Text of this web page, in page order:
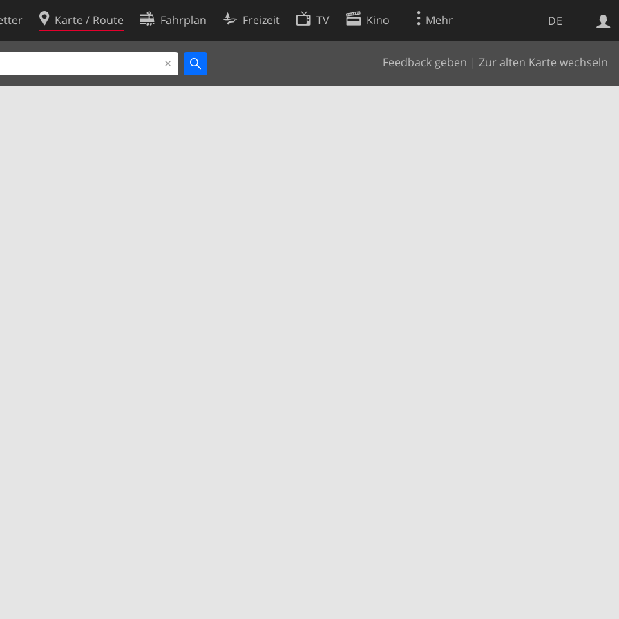
DE
Karte / Route Fahrplan Freizeit TV Kino Mehr
Feedback geben | Zur alten Karte wechseln
Websuche
Cookie-Richtlinie
Cookie-Einstellungen